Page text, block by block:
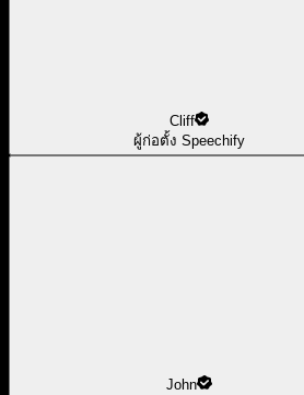
Cliff
ผู้ก่อตั้ง Speechify
John